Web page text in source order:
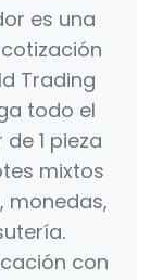
es una
Trading
todo el
1 pieza
mixtos
monedas,
con